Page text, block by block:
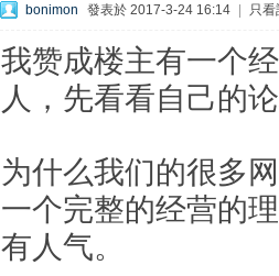
bonimon 發表於 2017-3-24 16:14 只看
我赞成楼主有一个
人，先看看自己的
为什么我们的很多
一个完整的经营的
有人气。